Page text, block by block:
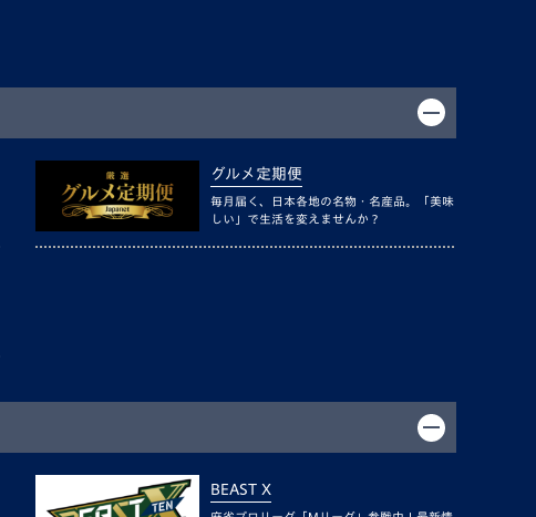
グルメ定期便
毎月届く、日本各地の名物・名産品。「美味
しい」で生活を変えませんか？
BEAST X